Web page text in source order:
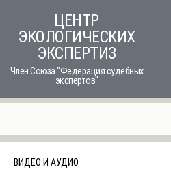
content
ЦЕНТР
ЭКОЛОГИЧЕСКИХ
ЭКСПЕРТИЗ
Член Союза "Федерация судебных
экспертов"
ВИДЕО И АУДИО